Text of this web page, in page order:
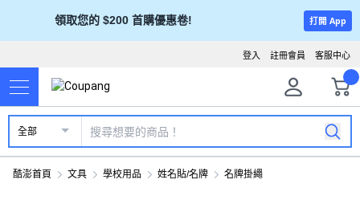
領取您的 $200 首購優惠卷! 打開 App
客服中心
註冊會員
登入
全部
酷澎首頁 文具 學校用品 姓名貼/名牌 名牌掛繩